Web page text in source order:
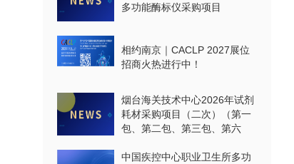
多功能酶标仪采购项目
相约南京｜CACLP 2027展位
招商火热进行中！
烟台海关技术中心2026年试剂
耗材采购项目（二次）（第一
包、第二包、第三包、第六
标公告
中国疾控中心职业卫生所多功